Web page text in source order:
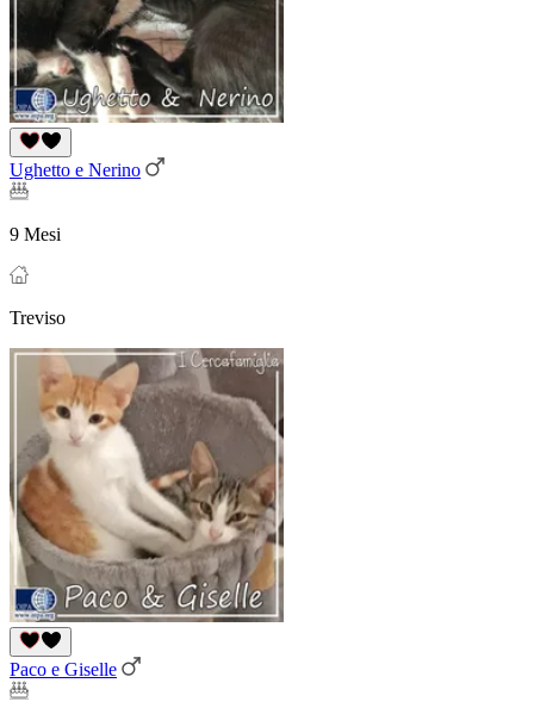
Ughetto e Nerino
9 Mesi
Treviso
Paco e Giselle